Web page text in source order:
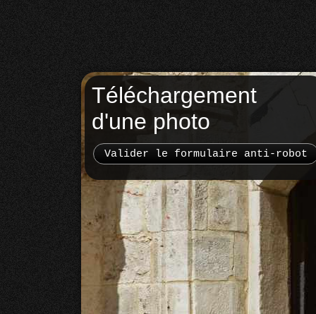
Téléchargement
d'une photo